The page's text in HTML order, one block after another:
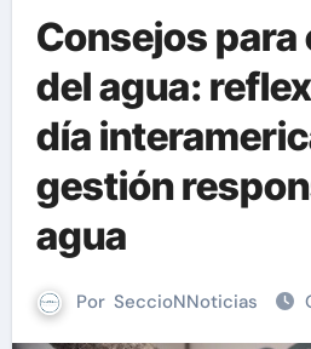
Consejos para
del agua:
día
gestión
agua
Por SeccioNNoticias